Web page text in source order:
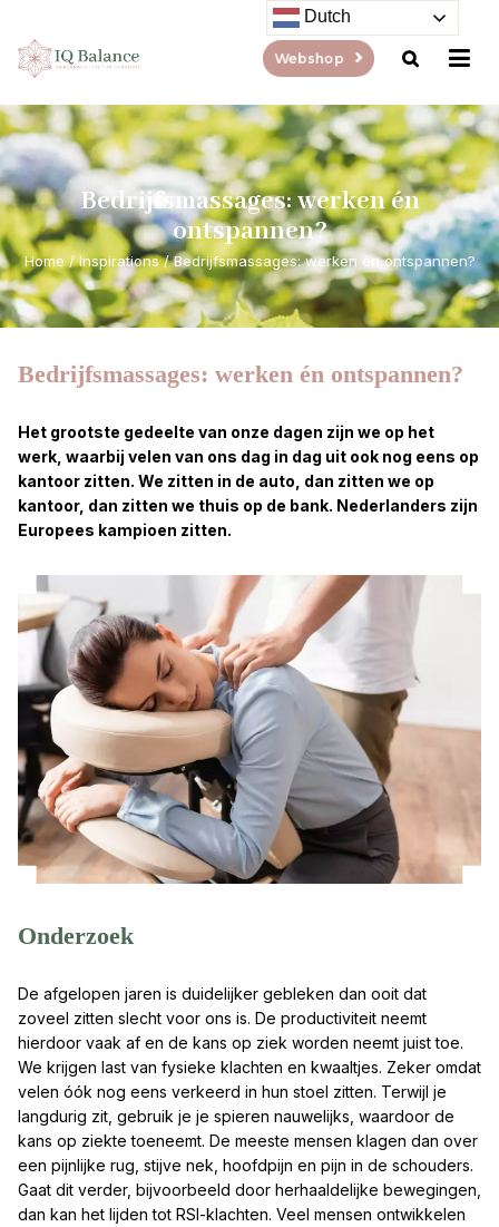
Webshop
Bedrijfsmassages: werken én
ontspannen?
Home/Inspirations/Bedrijfsmassages: werken én ontspannen?
Bedrijfsmassages: werken én ontspannen?
Het grootste gedeelte van onze dagen zijn we op het
werk, waarbij velen van ons dag in dag uit ook nog eens op
kantoor zitten. We zitten in de auto, dan zitten we op
kantoor, dan zitten we thuis op de bank. Nederlanders zijn
Europees kampioen zitten.
Onderzoek
De afgelopen jaren is duidelijker gebleken dan ooit dat
zoveel zitten slecht voor ons is. De productiviteit neemt
hierdoor vaak af en de kans op ziek worden neemt juist toe.
We krijgen last van fysieke klachten en kwaaltjes. Zeker omdat
velen óók nog eens verkeerd in hun stoel zitten. Terwijl je
langdurig zit, gebruik je je spieren nauwelijks, waardoor de
kans op ziekte toeneemt. De meeste mensen klagen dan over
een pijnlijke rug, stijve nek, hoofdpijn en pijn in de schouders.
Gaat dit verder, bijvoorbeeld door herhaaldelijke bewegingen,
dan kan het lijden tot RSI-klachten. Veel mensen ontwikkelen
Dutch